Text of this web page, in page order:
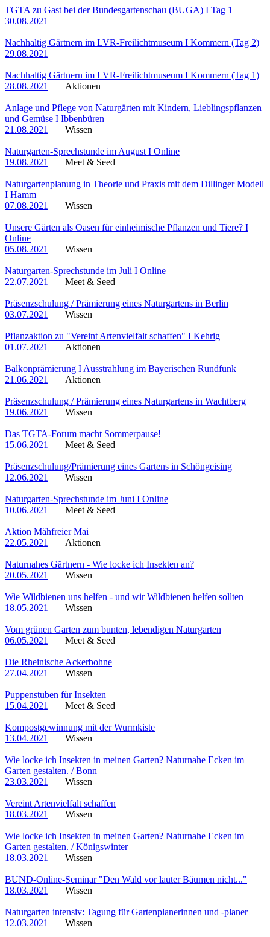
TGTA zu Gast bei der Bundesgartenschau (BUGA) I Tag 1
30.08.2021
Nachhaltig Gärtnern im LVR-Freilichtmuseum I Kommern (Tag 2)
29.08.2021
Nachhaltig Gärtnern im LVR-Freilichtmuseum I Kommern (Tag 1)
28.08.2021
Aktionen
Anlage und Pflege von Naturgärten mit Kindern, Lieblingspflanzen
und Gemüse I Ibbenbüren
21.08.2021
Wissen
Naturgarten-Sprechstunde im August I Online
19.08.2021
Meet & Seed
Naturgartenplanung in Theorie und Praxis mit dem Dillinger Modell
I Hamm
07.08.2021
Wissen
Unsere Gärten als Oasen für einheimische Pflanzen und Tiere? I
Online
05.08.2021
Wissen
Naturgarten-Sprechstunde im Juli I Online
22.07.2021
Meet & Seed
Präsenzschulung / Prämierung eines Naturgartens in Berlin
03.07.2021
Wissen
Pflanzaktion zu "Vereint Artenvielfalt schaffen" I Kehrig
01.07.2021
Aktionen
Balkonprämierung I Ausstrahlung im Bayerischen Rundfunk
21.06.2021
Aktionen
Präsenzschulung / Prämierung eines Naturgartens in Wachtberg
19.06.2021
Wissen
Das TGTA-Forum macht Sommerpause!
15.06.2021
Meet & Seed
Präsenzschulung/Prämierung eines Gartens in Schöngeising
12.06.2021
Wissen
Naturgarten-Sprechstunde im Juni I Online
10.06.2021
Meet & Seed
Aktion Mähfreier Mai
22.05.2021
Aktionen
Naturnahes Gärtnern - Wie locke ich Insekten an?
20.05.2021
Wissen
Wie Wildbienen uns helfen - und wir Wildbienen helfen sollten
18.05.2021
Wissen
Vom grünen Garten zum bunten, lebendigen Naturgarten
06.05.2021
Meet & Seed
Die Rheinische Ackerbohne
27.04.2021
Wissen
Puppenstuben für Insekten
15.04.2021
Meet & Seed
Kompostgewinnung mit der Wurmkiste
13.04.2021
Wissen
Wie locke ich Insekten in meinen Garten? Naturnahe Ecken im
Garten gestalten. / Bonn
23.03.2021
Wissen
Vereint Artenvielfalt schaffen
18.03.2021
Wissen
Wie locke ich Insekten in meinen Garten? Naturnahe Ecken im
Garten gestalten. / Königswinter
18.03.2021
Wissen
BUND-Online-Seminar "Den Wald vor lauter Bäumen nicht..."
18.03.2021
Wissen
Naturgarten intensiv: Tagung für Gartenplanerinnen und -planer
12.03.2021
Wissen